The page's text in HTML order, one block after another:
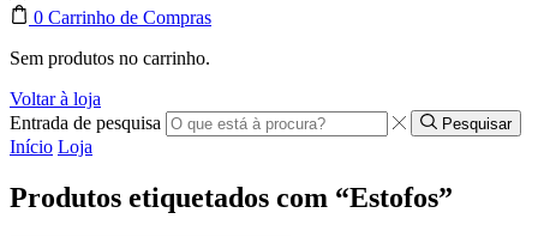
0 Carrinho de Compras
Sem produtos no carrinho.
Voltar à loja
Entrada de pesquisa
Pesquisar
Início Loja
Produtos etiquetados com “Estofos”